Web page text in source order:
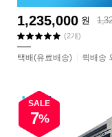
1,235,000 원
(2개)
택배(유료배송) 퀵배송
SALE
7%